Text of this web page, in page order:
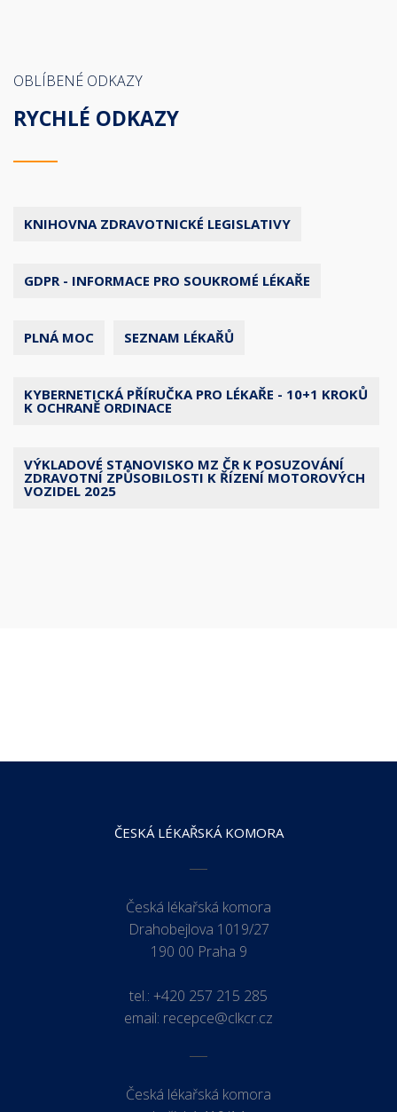
OBLÍBENÉ ODKAZY
RYCHLÉ ODKAZY
KNIHOVNA ZDRAVOTNICKÉ LEGISLATIVY
GDPR - INFORMACE PRO SOUKROMÉ LÉKAŘE
PLNÁ MOC SEZNAM LÉKAŘŮ
KYBERNETICKÁ PŘÍRUČKA PRO LÉKAŘE - 10+1 KROKŮ
K OCHRANĚ ORDINACE
VÝKLADOVÉ STANOVISKO MZ ČR K POSUZOVÁNÍ
ZDRAVOTNÍ ZPŮSOBILOSTI K ŘÍZENÍ MOTOROVÝCH
VOZIDEL 2025
ČESKÁ LÉKAŘSKÁ KOMORA
Česká lékařská komora
Drahobejlova 1019/27
190 00 Praha 9
tel.: +420 257 215 285
email: recepce@clkcr.cz
Česká lékařská komora